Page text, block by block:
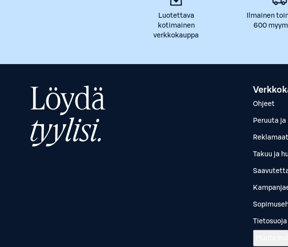
Luotettava
kotimainen
verkkokauppa
Ilmainen
600
Löydä
tyylisi.
Ohjeet
Peruuta ja
Takuu ja